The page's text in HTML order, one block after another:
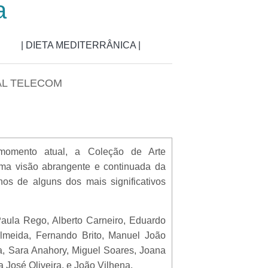
| DIETA MEDITERRÂNICA |
TELECOM
atual, a Coleção de Arte
visão abrangente e continuada da
de alguns dos mais significativos
Rego, Alberto Carneiro, Eduardo
Fernando Brito, Manuel João
Sara Anahory, Miguel Soares, Joana
José Oliveira, e João Vilhena.